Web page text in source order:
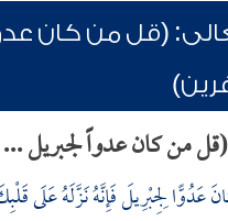
(قل من كان
من كان عدواً لجبريل ...
عَدُوًّا لِجِبْرِيلَ فَإِنَّهُ نَزَّلَهُ عَلَى